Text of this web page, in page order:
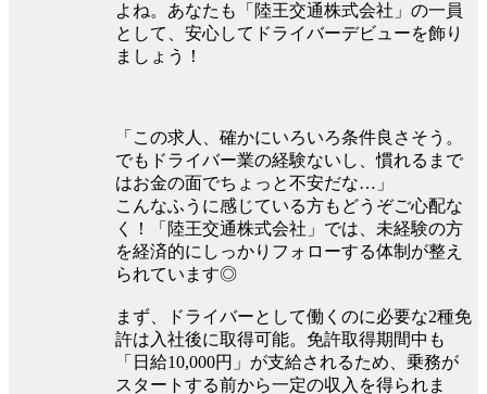
よね。あなたも「陸王交通株式会社」の一員
として、安心してドライバーデビューを飾り
ましょう！
「この求人、確かにいろいろ条件良さそう。
でもドライバー業の経験ないし、慣れるまで
はお金の面でちょっと不安だな…」
こんなふうに感じている方もどうぞご心配な
く！「陸王交通株式会社」では、未経験の方
を経済的にしっかりフォローする体制が整え
られています◎
まず、ドライバーとして働くのに必要な2種免
許は入社後に取得可能。免許取得期間中も
「日給10,000円」が支給されるため、乗務が
スタートする前から一定の収入を得られま